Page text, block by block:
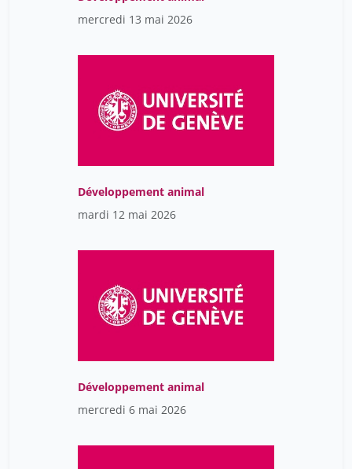
mercredi 13 mai 2026
Développement animal
mardi 12 mai 2026
Développement animal
mercredi 6 mai 2026